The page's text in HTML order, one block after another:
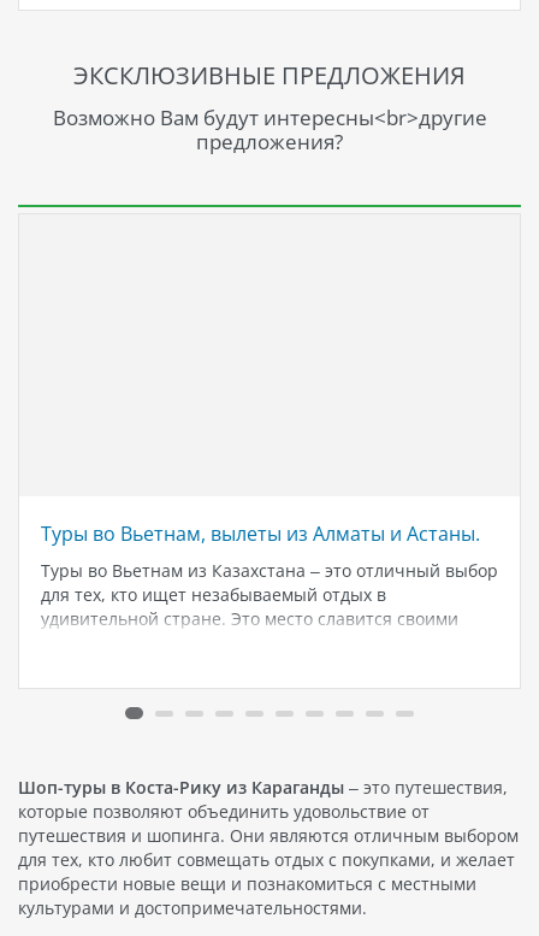
ЭКСКЛЮЗИВНЫЕ ПРЕДЛОЖЕНИЯ
Возможно Вам будут интересны<br>другие
предложения?
Туры во Вьетнам, вылеты из Алматы и Астаны.
Туры во Вьетнам из Казахстана – это отличный выбор
для тех, кто ищет незабываемый отдых в
удивительной стране. Это место славится своими
популярным направлением для туров из Казахстана,
Шоп-туры в Коста-Рику из Караганды – это путешествия,
которые позволяют объединить удовольствие от
путешествия и шопинга. Они являются отличным выбором
для тех, кто любит совмещать отдых с покупками, и желает
приобрести новые вещи и познакомиться с местными
культурами и достопримечательностями.